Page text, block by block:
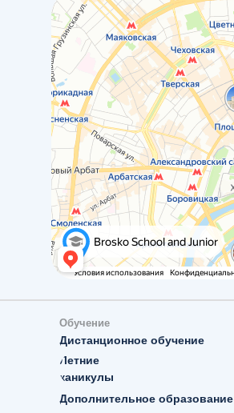
Обучение
Дистанционное обучение
Летние
каникулы
Дополнительное образование